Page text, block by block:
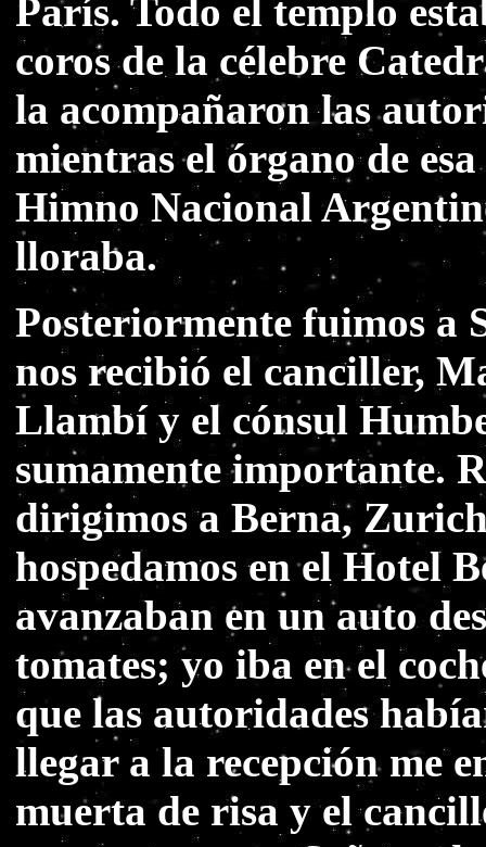
París. Todo el templo
coros de la célebre
la acompañaron las
mientras el órgano de
Himno Nacional
lloraba.
Posteriormente fuimos a
nos recibió el canciller,
Llambí y el cónsul
sumamente importante.
dirigimos a Berna,
hospedamos en el Hotel
avanzaban en un auto
tomates; yo iba en el
que las autoridades
llegar a la recepción me
muerta de risa y el